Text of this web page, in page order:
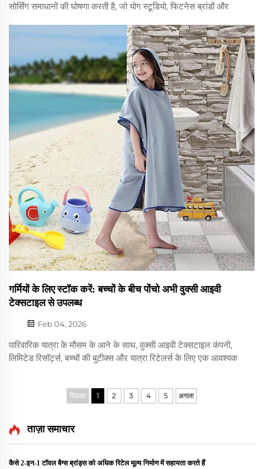
सोर्सिंग समाधानों की घोषणा करती है, जो योग स्टूडियो, फिटनेस ब्रांडों और
और पूर्ण OEM/ODM कस्टमाइज़ेशन सेवाओं दोनों के माध्यम से व्यापारिक
गर्मियों के लिए स्टॉक करें: बच्चों के बीच पोंचो अभी वुक्सी आइवी
टेक्सटाइल से उपलब्ध
Feb 04, 2026
पारिवारिक यात्रा के मौसम के आने के साथ, वुक्सी आइवी टेक्सटाइल कंपनी,
लिमिटेड रिसॉर्ट्स, बच्चों की बुटीक्स और यात्रा रिटेलर्स के लिए एक आवश्यक
पिछला 1 2 3 4 5 अगला
ताज़ा समाचार
कैसे 2-इन-1 टॉवल बैग्स ब्रांड्स को अधिक रिटेल मूल्य निर्माण में सहायता करते हैं